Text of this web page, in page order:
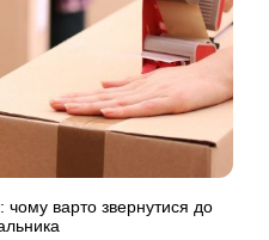
чому варто звернутися до